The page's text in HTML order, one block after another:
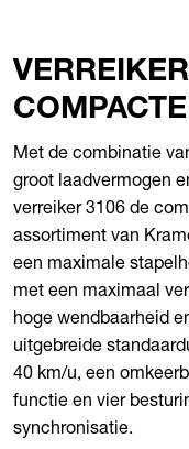
Met de combinatie
groot laadvermogen
verreiker 3106 de
assortiment van
een maximale
met een maximaal
hoge wendbaarheid
uitgebreide
40 km/u, een
functie en vier
synchronisatie.